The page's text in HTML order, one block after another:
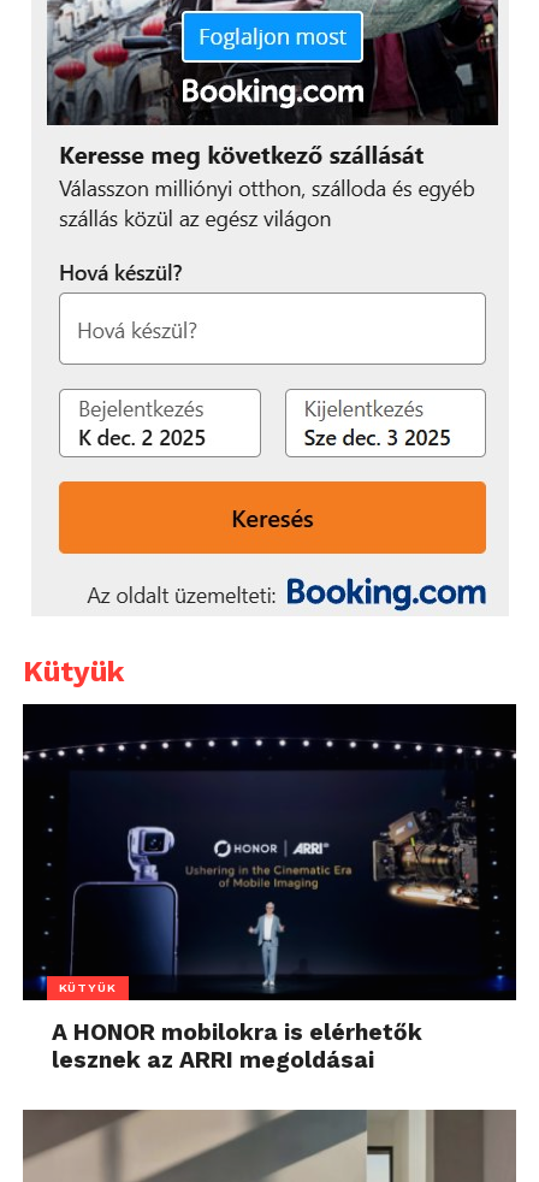
Kütyük
KÜTYÜK
A HONOR mobilokra is elérhetők
lesznek az ARRI megoldásai